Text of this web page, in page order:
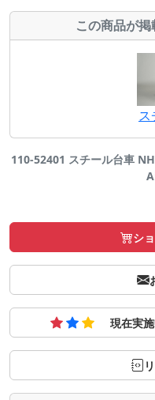
この商品が
ス
110-52401 スチール台車
シ
現在実